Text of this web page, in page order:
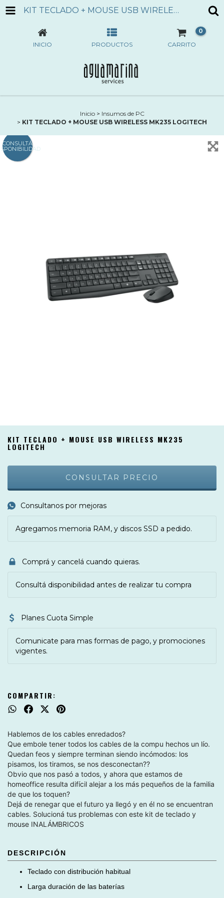
KIT TECLADO + MOUSE USB WIRELESS MK235 LOGITECH
INICIO PRODUCTOS CARRITO
0
Inicio > Insumos de PC
> KIT TECLADO + MOUSE USB WIRELESS MK235 LOGITECH
CONSULTÁ
KIT TECLADO + MOUSE USB WIRELESS MK235
LOGITECH
Consultanos por mejoras
Agregamos memoria RAM, y discos SSD a pedido.
Comprá y cancelá cuando quieras.
Consultá disponibilidad antes de realizar tu compra
Planes Cuota Simple
Comunicate para mas formas de pago, y promociones
vigentes.
COMPARTIR:
Hablemos de los cables enredados?
Que embole tener todos los cables de la compu hechos un lío.
Quedan feos y siempre terminan siendo incómodos: los
pisamos, los tiramos, se nos desconectan??
Obvio que nos pasó a todos, y ahora que estamos de
homeoffice resulta difícil alejar a los más pequeños de la familia
de que los toquen?
Dejá de renegar que el futuro ya llegó y en él no se encuentran
cables. Solucioná tus problemas con este kit de teclado y
mouse INALÁMBRICOS
DESCRIPCIÓN
Teclado con distribución habitual
Larga duración de las baterías